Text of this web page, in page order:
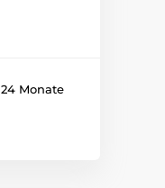
24 Monate